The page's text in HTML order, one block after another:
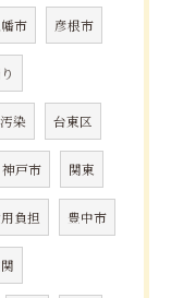
市 彦根市
染 台東区
神戸市 関東
負担 豊中市